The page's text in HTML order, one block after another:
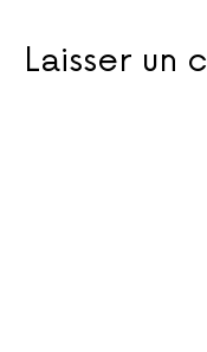
Laisser un